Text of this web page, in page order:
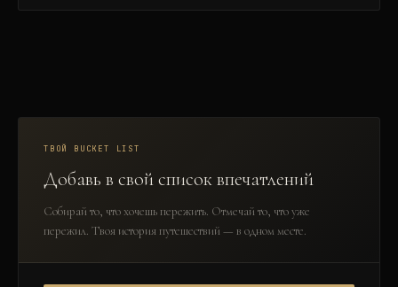
ТВОЙ BUCKET LIST
Добавь в свой список впечатлений
Собирай то, что хочешь пережить. Отмечай то, что уже
пережил. Твоя история путешествий — в одном месте.